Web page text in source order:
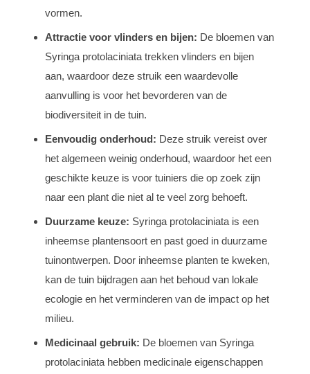
vormen.
Attractie voor vlinders en bijen: De bloemen van
Syringa protolaciniata trekken vlinders en bijen
aan, waardoor deze struik een waardevolle
aanvulling is voor het bevorderen van de
biodiversiteit in de tuin.
Eenvoudig onderhoud: Deze struik vereist over
het algemeen weinig onderhoud, waardoor het een
geschikte keuze is voor tuiniers die op zoek zijn
naar een plant die niet al te veel zorg behoeft.
Duurzame keuze: Syringa protolaciniata is een
inheemse plantensoort en past goed in duurzame
tuinontwerpen. Door inheemse planten te kweken,
kan de tuin bijdragen aan het behoud van lokale
ecologie en het verminderen van de impact op het
milieu.
Medicinaal gebruik: De bloemen van Syringa
protolaciniata hebben medicinale eigenschappen